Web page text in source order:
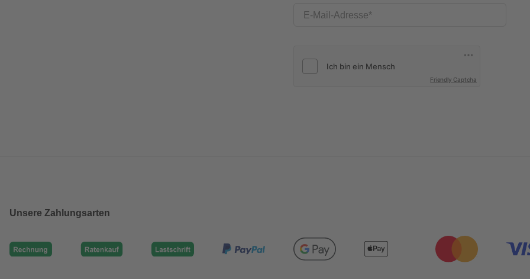
E-Mail-Adresse
Friendly Captcha
Unsere Zahlungsarten